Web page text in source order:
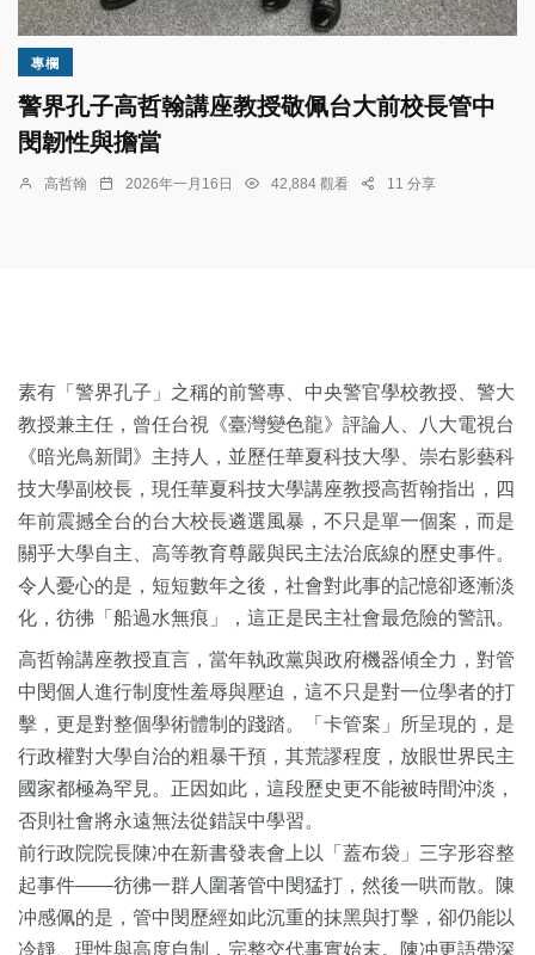
專欄
警界孔子高哲翰講座教授敬佩台大前校長管中
閔韌性與擔當
高哲翰 2026年一月16日 42,884 觀看 11 分享
素有「警界孔子」之稱的前警專、中央警官學校教授、警大
教授兼主任，曾任台視《臺灣變色龍》評論人、八大電視台
《暗光鳥新聞》主持人，並歷任華夏科技大學、崇右影藝科
技大學副校長，現任華夏科技大學講座教授高哲翰指出，四
年前震撼全台的台大校長遴選風暴，不只是單一個案，而是
關乎大學自主、高等教育尊嚴與民主法治底線的歷史事件。
令人憂心的是，短短數年之後，社會對此事的記憶卻逐漸淡
化，彷彿「船過水無痕」，這正是民主社會最危險的警訊。
高哲翰講座教授直言，當年執政黨與政府機器傾全力，對管
中閔個人進行制度性羞辱與壓迫，這不只是對一位學者的打
擊，更是對整個學術體制的踐踏。「卡管案」所呈現的，是
行政權對大學自治的粗暴干預，其荒謬程度，放眼世界民主
國家都極為罕見。正因如此，這段歷史更不能被時間沖淡，
否則社會將永遠無法從錯誤中學習。
前行政院院長陳冲在新書發表會上以「蓋布袋」三字形容整
起事件——彷彿一群人圍著管中閔猛打，然後一哄而散。陳
冲感佩的是，管中閔歷經如此沉重的抹黑與打擊，卻仍能以
冷靜、理性與高度自制，完整交代事實始末。陳冲更語帶深